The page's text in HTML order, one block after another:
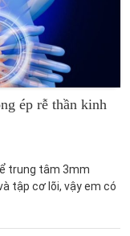
ép rễ thần kinh
trung tâm 3mm
tập cơ lõi, vậy em có